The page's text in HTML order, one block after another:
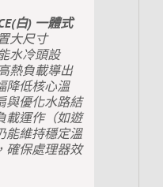
白) 一體式
大尺寸
水冷頭設
熱負載導出
降低核心溫
與優化水路結
載運作（如遊
能維持穩定溫
確保處理器效